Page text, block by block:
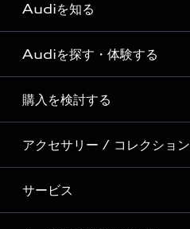
Audiを知る
Audi ブランド
Story of Progress
Audi Sport
Formula 1®
デジタルサービス
Audiを探す・体験する
ディーラー検索
新車在庫検索
試乗車・展示車検索
見積り依頼
購入を検討する
モデル一覧
特別仕様モデル / 限定モデル
e-tronラインアップ
アクセサリー / コレクション
純正アクセサリー
サービス